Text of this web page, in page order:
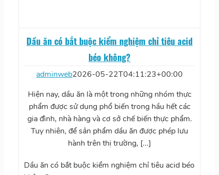
Dầu ăn có bắt buộc kiểm nghiệm chỉ tiêu acid
béo không?
adminweb2026-05-22T04:11:23+00:00
Hiện nay, dầu ăn là một trong những nhóm thực
phẩm được sử dụng phổ biến trong hầu hết các
gia đình, nhà hàng và cơ sở chế biến thực phẩm.
Tuy nhiên, để sản phẩm dầu ăn được phép lưu
hành trên thị trường, [...]
Dầu ăn có bắt buộc kiểm nghiệm chỉ tiêu acid béo